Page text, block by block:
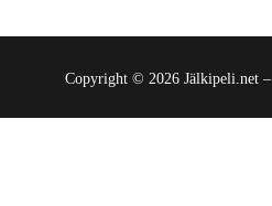
Copyright © 2026 Jälkipeli.net –